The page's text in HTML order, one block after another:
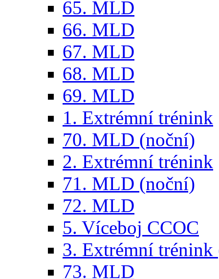
65. MLD
66. MLD
67. MLD
68. MLD
69. MLD
1. Extrémní trénink
70. MLD (noční)
2. Extrémní trénink
71. MLD (noční)
72. MLD
5. Víceboj CCOC
3. Extrémní trénink
73. MLD